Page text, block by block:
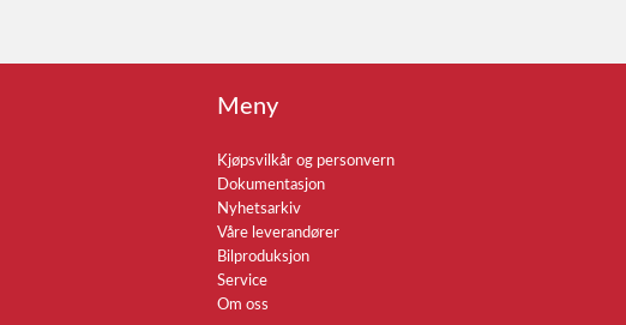
Meny
Kjøpsvilkår og personvern
Dokumentasjon
Nyhetsarkiv
Våre leverandører
Bilproduksjon
Service
Om oss